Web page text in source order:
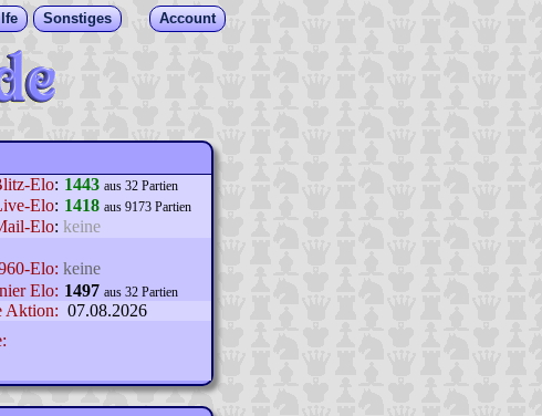
Sonstiges Account
Elo: 1443 aus 32 Partien
Elo: 1418 aus 9173 Partien
Elo: keine
Elo: keine
Elo: 1497 aus 32 Partien
Aktion: 07.08.2026